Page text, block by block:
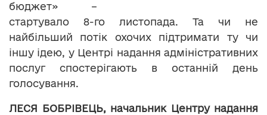
бюджет» –
стартувало 8-го листопада. Та чи не
найбільший потік охочих підтримати ту чи
іншу ідею, у Центрі надання адміністративних
послуг спостерігають в останній день
голосування.
ЛЕСЯ БОБРІВЕЦЬ, начальник Центру надання